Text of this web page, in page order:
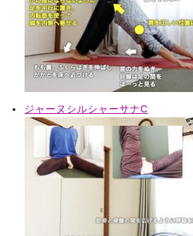
ジャーヌシルシャーサナC